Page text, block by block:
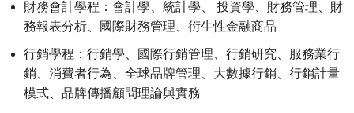
財務會計學程：會計學、統計學、 投資學、財務管理、財
務報表分析、國際財務管理、衍生性金融商品
行銷學程：行銷學、國際行銷管理、行銷研究、服務業行
銷、消費者行為、全球品牌管理、大數據行銷、行銷計量
模式、品牌傳播顧問理論與實務